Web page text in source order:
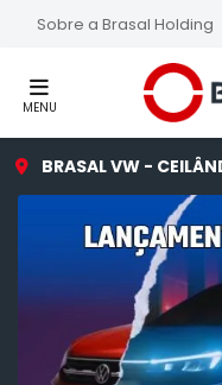
Sobre a Brasal Holding
MENU
BRASAL VW -